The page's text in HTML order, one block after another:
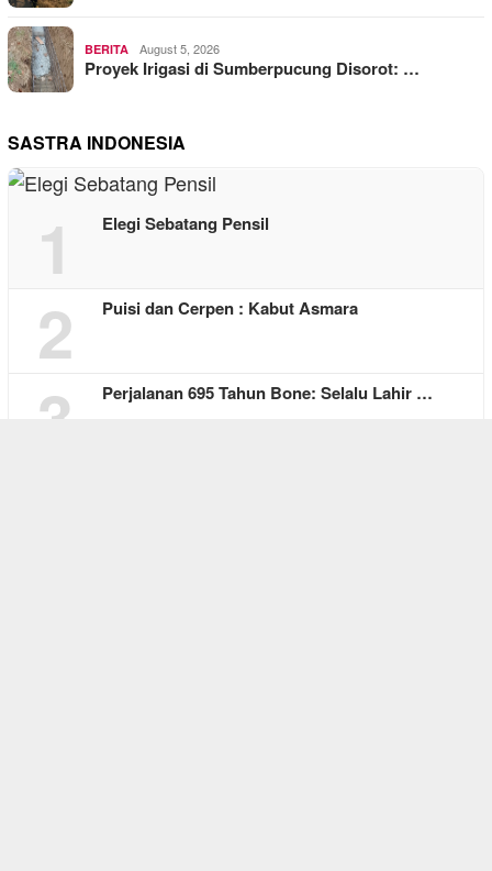
BERITA August 5, 2026
Proyek Irigasi di Sumberpucung Disorot: …
SASTRA INDONESIA
1 Elegi Sebatang Pensil
2 Puisi dan Cerpen : Kabut Asmara
3 Perjalanan 695 Tahun Bone: Selalu Lahir …